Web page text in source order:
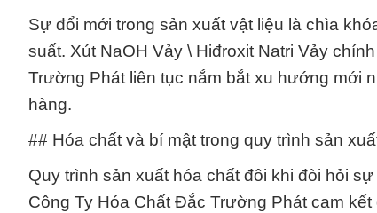
Sự đổi mới trong sản xuất vật liệu là chìa
suất. Xút NaOH Vảy \ Hiđroxit Natri Vảy
Trường Phát liên tục nắm bắt xu hướng mới
hàng.
## Hóa chất và bí mật trong quy trình sản
Quy trình sản xuất hóa chất đôi khi đòi hỏi
Công Ty Hóa Chất Đắc Trường Phát cam